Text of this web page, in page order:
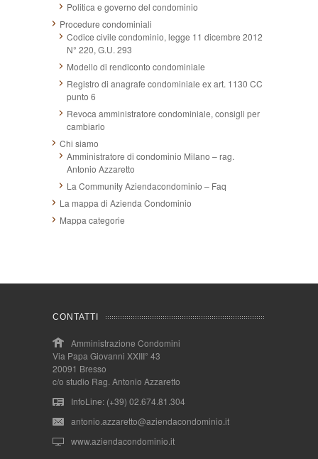
Politica e governo del condominio
Procedure condominiali
Codice civile condominio, legge 11 dicembre 2012
N° 220, G.U. 293
Modello di rendiconto condominiale
Registro di anagrafe condominiale ex art. 1130 CC
punto 6
Revoca amministratore condominiale, consigli per
cambiarlo
Chi siamo
Amministratore di condominio Milano – rag.
Antonio Azzaretto
La Community Aziendacondominio – Faq
La mappa di Azienda Condominio
Mappa categorie
CONTATTI
Amministrazione Condomini
Via Papa Giovanni XXIII° 43
20091 Bresso
c/o studio Rag. Antonio Azzaretto
InfoLine: (+39) 02.674.81.304
antonio.azzaretto@aziendacondominio.it
www.aziendacondominio.it